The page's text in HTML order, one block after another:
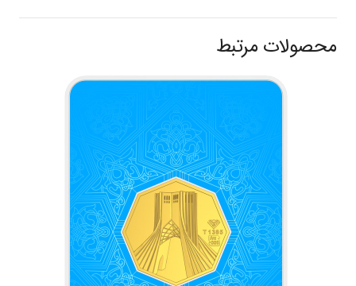
محصولات مرتبط